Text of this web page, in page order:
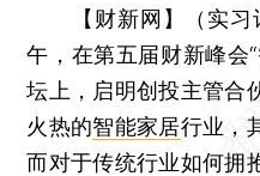
【财新网】（实习
午，在第五届财新峰会
坛上，启明创投主管合
火热的智能家居行业，
而对于传统行业如何拥